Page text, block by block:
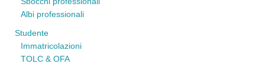
Albi professionali
Studente
Immatricolazioni
TOLC & OFA